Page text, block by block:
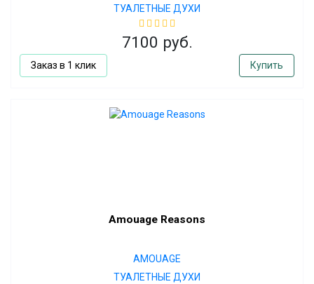
ТУАЛЕТНЫЕ ДУХИ
7100 руб.
Заказ в 1 клик Купить
Amouage Reasons
AMOUAGE
ТУАЛЕТНЫЕ ДУХИ